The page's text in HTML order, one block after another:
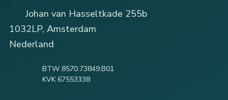
Johan van Hasseltkade 255b
1032LP, Amsterdam
Nederland
BTW 8570.73849.B01
KVK 67553338